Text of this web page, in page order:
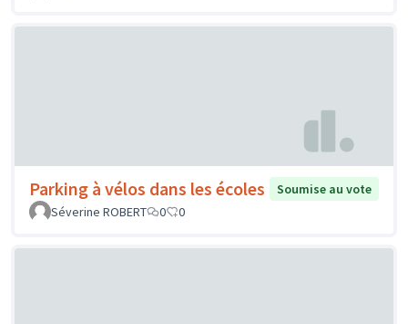
Parking à vélos dans les écoles
Soumise au vote
Séverine ROBERT
0 0